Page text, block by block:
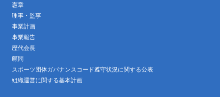
憲章
理事・監事
事業計画
事業報告
歴代会長
顧問
スポーツ団体ガバナンスコード遵守状況に関する公表
組織運営に関する基本計画